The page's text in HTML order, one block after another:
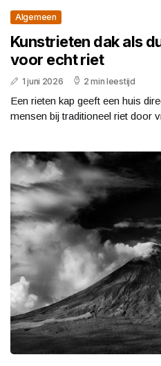
Algemeen
Kunstrieten dak als
voor echt riet
1 juni 2026 2 min leestijd
Een rieten kap geeft een huis
mensen bij traditioneel riet door